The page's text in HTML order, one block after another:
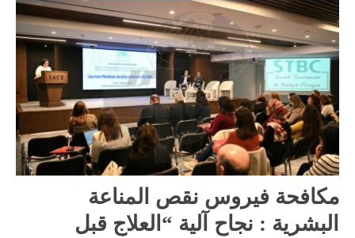
مكافحة فيروس نقص المناعة
البشرية : نجاح آلية “العلاج قبل